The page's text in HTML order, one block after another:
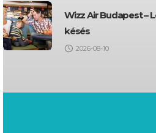
Wizz Air Budapest –
késés
2026-08-10